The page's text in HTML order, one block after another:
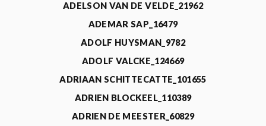
ADELSON VAN DE VELDE_21962
ADEMAR SAP_16479
ADOLF HUYSMAN_9782
ADOLF VALCKE_124669
ADRIAAN SCHITTECATTE_101655
ADRIEN BLOCKEEL_110389
ADRIEN DE MEESTER_60829